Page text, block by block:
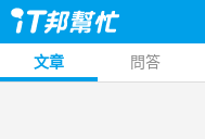
文章 問答